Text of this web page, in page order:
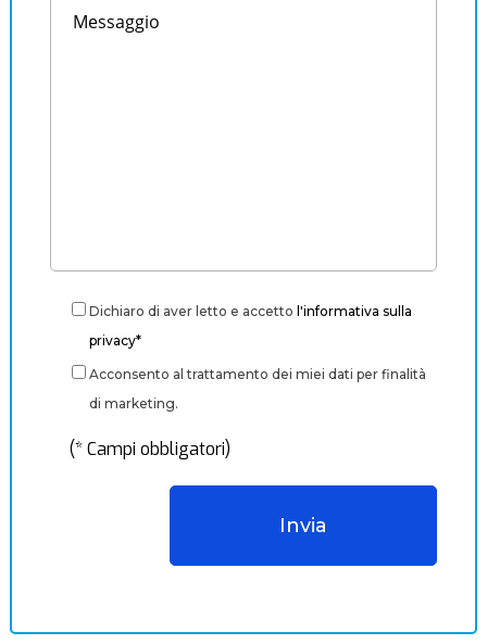
Dichiaro di aver letto e accetto l'informativa sulla
privacy*
Acconsento al trattamento dei miei dati per finalità
di marketing.
(* Campi obbligatori)